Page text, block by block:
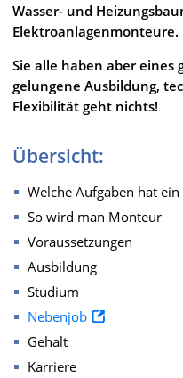
Wasser- und
Elektroanlagenmonteure.
Sie alle haben aber eines
gelungene Ausbildung,
Flexibilität geht nichts!
Übersicht:
Welche Aufgaben hat
So wird man Monteur
Voraussetzungen
Ausbildung
Studium
Nebenjob
Gehalt
Karriere